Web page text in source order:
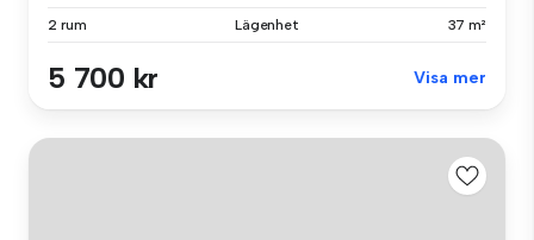
2 rum Lägenhet 37 m²
5 700 kr Visa mer